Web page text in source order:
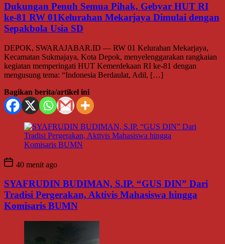
Dukungan Penuh Semua Pihak, Gebyar HUT RI
ke-81 RW 01Kelurahan Mekarjaya Dimulai dengan
Sepakbola Usia SD
DEPOK, SWARAJABAR.ID — RW 01 Kelurahan Mekarjaya,
Kecamatan Sukmajaya, Kota Depok, menyelenggarakan rangkaian
kegiatan memperingati HUT Kemerdekaan RI ke-81 dengan
mengusung tema: “Indonesia Berdaulat, Adil, […]
Bagikan berita/artikel ini
40 menit ago
SYAFRUDIN BUDIMAN, S.IP. “GUS DIN” Dari
Tradisi Pergerakan, Aktivis Mahasiswa hingga
Komisaris BUMN